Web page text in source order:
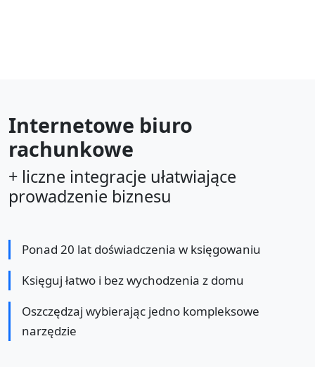
Internetowe biuro
rachunkowe
+ liczne integracje ułatwiające
prowadzenie biznesu
Ponad 20 lat doświadczenia w księgowaniu
Księguj łatwo i bez wychodzenia z domu
Oszczędzaj wybierając jedno kompleksowe
narzędzie